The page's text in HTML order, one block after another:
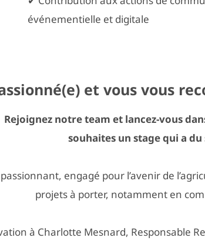
événementielle et digitale
et vous vous
Rejoignez notre team et lancez-vous
souhaites un stage qui a du
engagé pour l’avenir de
projets à porter, notamment en
à Charlotte Mesnard, Responsable